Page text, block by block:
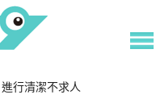
行清潔不求人